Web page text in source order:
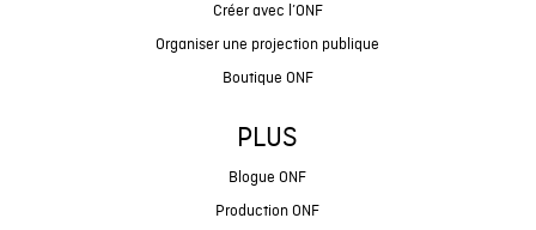
Créer avec l’ONF
Organiser une projection publique
Boutique ONF
PLUS
Blogue ONF
Production ONF